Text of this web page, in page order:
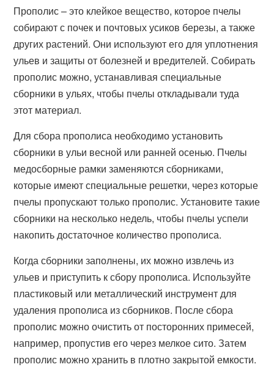
Прополис – это клейкое вещество, которое пчелы
собирают с почек и почтовых усиков березы, а также
других растений. Они используют его для уплотнения
ульев и защиты от болезней и вредителей. Собирать
прополис можно, устанавливая специальные
сборники в ульях, чтобы пчелы откладывали туда
этот материал.
Для сбора прополиса необходимо установить
сборники в ульи весной или ранней осенью. Пчелы
медосборные рамки заменяются сборниками,
которые имеют специальные решетки, через которые
пчелы пропускают только прополис. Установите такие
сборники на несколько недель, чтобы пчелы успели
накопить достаточное количество прополиса.
Когда сборники заполнены, их можно извлечь из
ульев и приступить к сбору прополиса. Используйте
пластиковый или металлический инструмент для
удаления прополиса из сборников. После сбора
прополис можно очистить от посторонних примесей,
например, пропустив его через мелкое сито. Затем
прополис можно хранить в плотно закрытой емкости.